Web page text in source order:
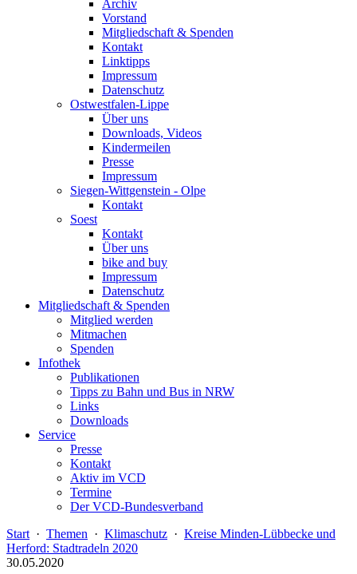
Archiv
Vorstand
Mitgliedschaft & Spenden
Kontakt
Linktipps
Impressum
Datenschutz
Ostwestfalen-Lippe
Über uns
Downloads, Videos
Kindermeilen
Presse
Impressum
Siegen-Wittgenstein - Olpe
Kontakt
Soest
Kontakt
Über uns
bike and buy
Impressum
Datenschutz
Mitgliedschaft & Spenden
Mitglied werden
Mitmachen
Spenden
Infothek
Publikationen
Tipps zu Bahn und Bus in NRW
Links
Downloads
Service
Presse
Kontakt
Aktiv im VCD
Termine
Der VCD-Bundesverband
Start · Themen · Klimaschutz · Kreise Minden-Lübbecke und
Herford: Stadtradeln 2020
30.05.2020